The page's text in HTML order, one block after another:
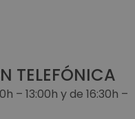
TELEFÓNICA
– 13:00h y de 16:30h –